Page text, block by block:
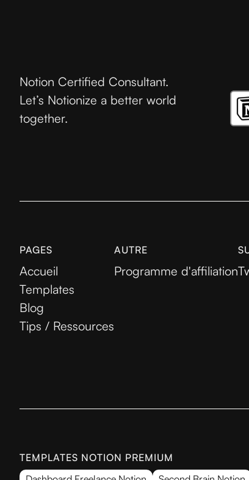
Notion Certified Consultant.
Let’s Notionize a better world
together.
PAGES
Accueil
Templates
Blog
Tips / Ressources
AUTRE
Programme d'affiliation
TEMPLATES NOTION PREMIUM